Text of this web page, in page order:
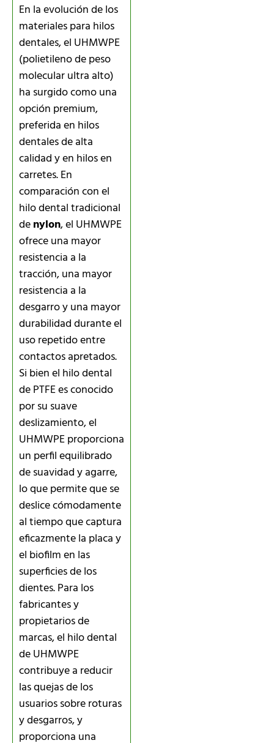
En la evolución de los
materiales para hilos
dentales, el UHMWPE
(polietileno de peso
molecular ultra alto)
ha surgido como una
opción premium,
preferida en hilos
dentales de alta
calidad y en hilos en
carretes. En
comparación con el
hilo dental tradicional
denylon, el UHMWPE
ofrece una mayor
resistencia a la
tracción, una mayor
resistencia a la
desgarro y una mayor
durabilidad durante el
uso repetido entre
contactos apretados.
Si bien el hilo dental
de PTFE es conocido
por su suave
deslizamiento, el
UHMWPE proporciona
un perfil equilibrado
de suavidad y agarre,
lo que permite que se
deslice cómodamente
al tiempo que captura
eficazmente la placa y
el biofilm en las
superficies de los
dientes. Para los
fabricantes y
propietarios de
marcas, el hilo dental
de UHMWPE
contribuye a reducir
las quejas de los
usuarios sobre roturas
y desgarros, y
proporciona una